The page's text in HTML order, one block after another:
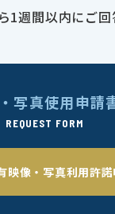
1週間以内にご回
写真使用申請
REQUEST FORM
映像・写真利用許